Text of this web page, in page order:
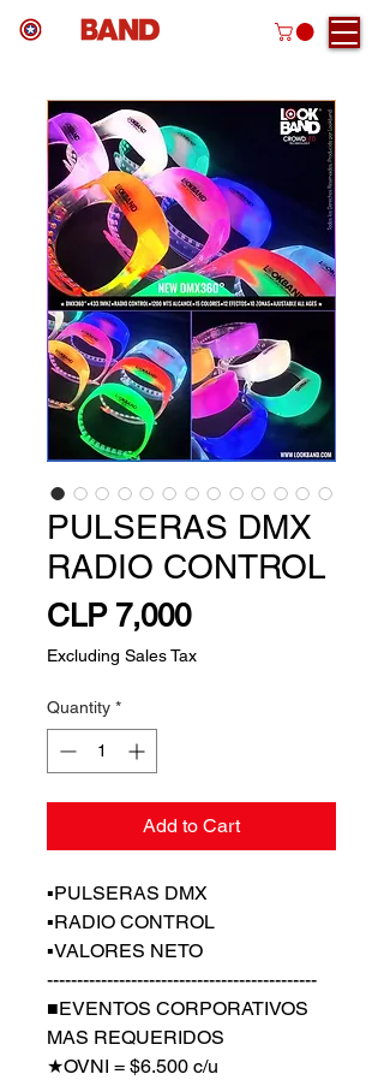
PULSERAS DMX
RADIO CONTROL
CLP 7,000Price
Excluding Sales Tax
Quantity *
Add to Cart
▪︎PULSERAS DMX
▪︎RADIO CONTROL
▪︎VALORES NETO
---------------------------------------------
■EVENTOS CORPORATIVOS
MAS REQUERIDOS
★OVNI = $6.500 c/u